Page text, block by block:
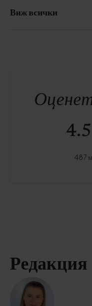
Виж всички
4.5
487
Редакция